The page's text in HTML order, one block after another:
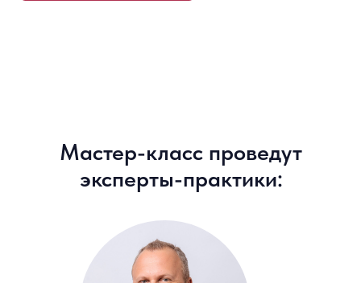
Алексей Бачеров, академический
руководитель и преподаватель программы
активами ABTRUST,
инвестор с более чем 20-ти летним
стажем, автор книги «Азы инвестиций»